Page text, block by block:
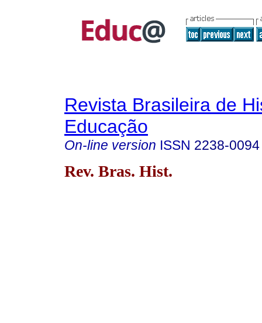
Revista Brasileira de
Educação
On-line version ISSN 2238-0094
Rev. Bras. Hist.